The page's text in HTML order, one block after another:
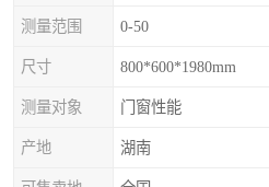
测量范围 0-50
尺寸 800*600*1980mm
测量对象 门窗性能
产地 湖南